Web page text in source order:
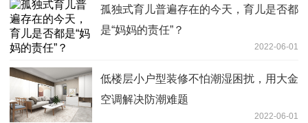
孤独式育儿普遍存在的今天，育儿是否都
是“妈妈的责任”？
2022-06-01
低楼层小户型装修不怕潮湿困扰，用大金
空调解决防潮难题
2022-06-01